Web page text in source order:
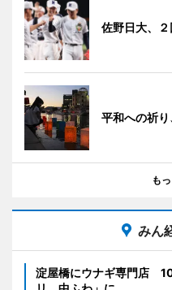
佐野日大、
平和への祈
も
みん
淀屋橋にウナギ専門店